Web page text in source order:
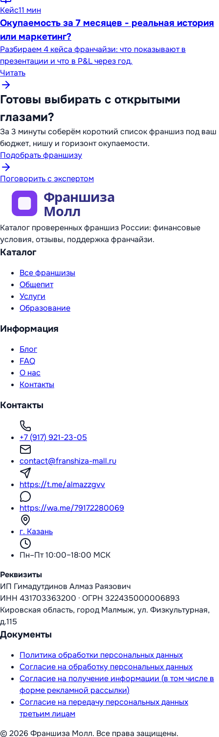
Кейс11 мин
Окупаемость за 7 месяцев - реальная история
или маркетинг?
Разбираем 4 кейса франчайзи: что показывают в
презентации и что в P&L через год.
Читать
Готовы выбирать с открытыми
глазами?
За 3 минуты соберём короткий список франшиз под ваш
бюджет, нишу и горизонт окупаемости.
Подобрать франшизу
Поговорить с экспертом
Каталог проверенных франшиз России: финансовые
условия, отзывы, поддержка франчайзи.
Каталог
Все франшизы
Общепит
Услуги
Образование
Информация
Блог
FAQ
О нас
Контакты
Контакты
+7 (917) 921-23-05
contact@franshiza-mall.ru
https://t.me/almazzgvv
https://wa.me/79172280069
г. Казань
Пн–Пт 10:00–18:00 МСК
Реквизиты
ИП Гимадутдинов Алмаз Раязович
ИНН 431703363200 · ОГРН 322435000006893
Кировская область, город Малмыж, ул. Физкультурная,
д.115
Документы
Политика обработки персональных данных
Согласие на обработку персональных данных
Согласие на получение информации (в том числе в
форме рекламной рассылки)
Согласие на передачу персональных данных
третьим лицам
© 2026 Франшиза Молл. Все права защищены.